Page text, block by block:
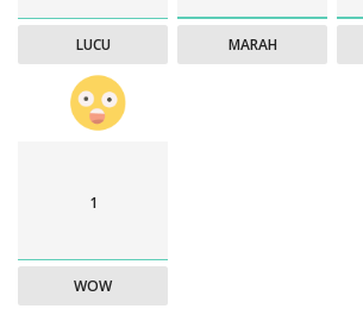
LUCU MARAH
1
WOW